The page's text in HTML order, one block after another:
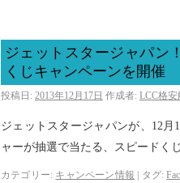
ジェットスタージャパン
くじキャンペーンを開催
投稿日: 2013年12月17日 作成者: LCC格
ジェットスタージャパンが、12月
ャーが抽選で当たる、スピードく
カテゴリー: キャンペーン情報 タグ: